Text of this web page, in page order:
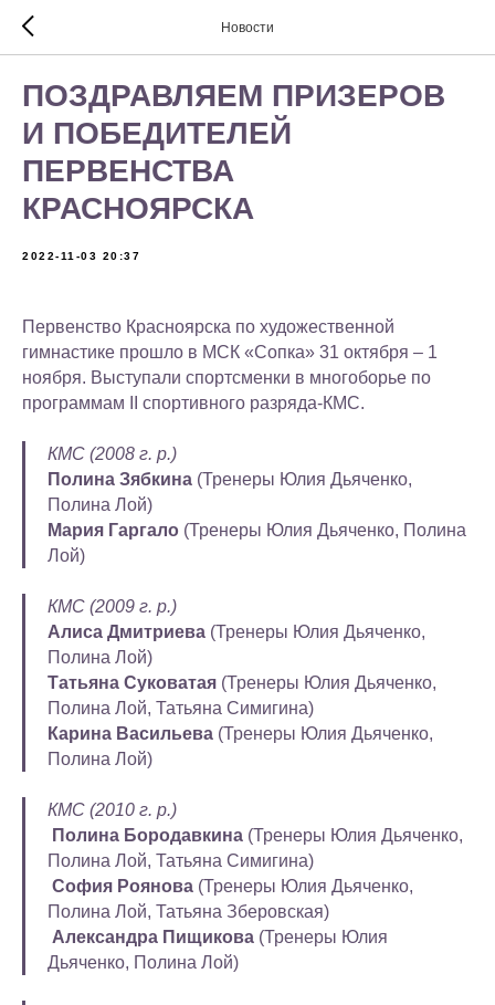
Новости
ПОЗДРАВЛЯЕМ ПРИЗЕРОВ
И ПОБЕДИТЕЛЕЙ
ПЕРВЕНСТВА
КРАСНОЯРСКА
2022-11-03 20:37
Первенство Красноярска по художественной
гимнастике прошло в МСК «Сопка» 31 октября – 1
ноября. Выступали спортсменки в многоборье по
программам II спортивного разряда-КМС.
КМС (2008 г. р.)
Полина Зябкина (Тренеры Юлия Дьяченко,
Полина Лой)
Мария Гаргало (Тренеры Юлия Дьяченко, Полина
Лой)
КМС (2009 г. р.)
Алиса Дмитриева (Тренеры Юлия Дьяченко,
Полина Лой)
Татьяна Суковатая (Тренеры Юлия Дьяченко,
Полина Лой, Татьяна Симигина)
Карина Васильева (Тренеры Юлия Дьяченко,
Полина Лой)
КМС (2010 г. р.)
Полина Бородавкина (Тренеры Юлия Дьяченко,
Полина Лой, Татьяна Симигина)
София Роянова (Тренеры Юлия Дьяченко,
Полина Лой, Татьяна Зберовская)
Александра Пищикова (Тренеры Юлия
Дьяченко, Полина Лой)